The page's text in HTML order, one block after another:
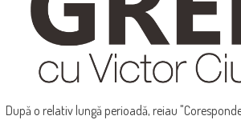
După o relativ lungă perioadă, reiau